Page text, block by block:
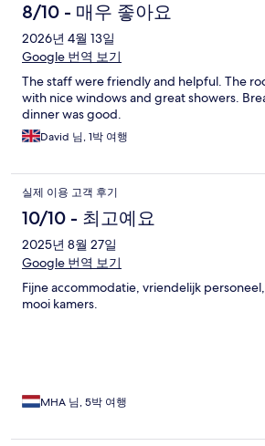
8/10 - 매우 좋아요
2026년 4월 13일
Google 번역 보기
The staff were friendly and helpful. The
with nice windows and great showers.
dinner was good.
David 님, 1박 여행
실제 이용 고객 후기
10/10 - 최고예요
2025년 8월 27일
Google 번역 보기
Fijne accommodatie, vriendelijk
mooi kamers.
MHA 님, 5박 여행